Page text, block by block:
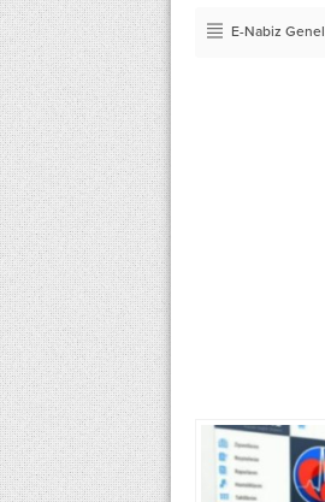
E-Nabiz Genel